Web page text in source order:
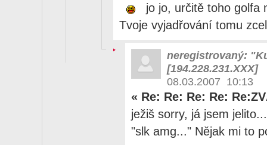
jo jo, určitě toho golfa
Tvoje vyjadřování tomu
neregistrovaný:
[194.228.231.XXX]
08.03.2007 10:13
« Re: Re: Re: Re:
ježiš sorry, já jsem
"slk amg..." Nějak mi to